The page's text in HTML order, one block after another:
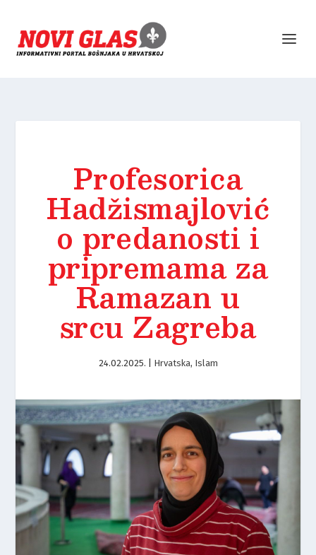
Profesorica
Hadžismajlović
o predanosti i
pripremama za
Ramazan u
srcu Zagreba
24.02.2025. Hrvatska, Islam